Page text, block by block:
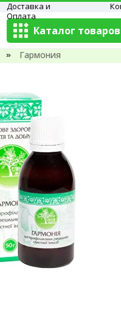
Каталог товаров
Доставка и
Оплата
» Гармония